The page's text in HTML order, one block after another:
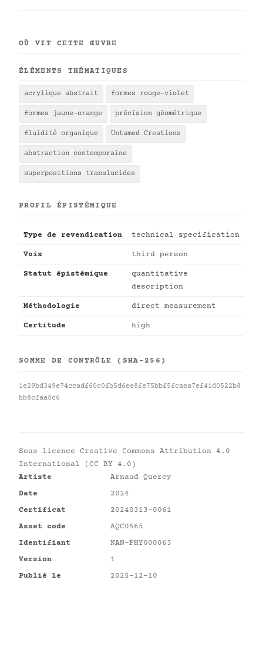
OÙ VIT CETTE ŒUVRE
ÉLÉMENTS THÉMATIQUES
acrylique abstrait formes rouge-violet
formes jaune-orange précision géométrique
fluidité organique Untamed Creations
abstraction contemporaine
superpositions translucides
PROFIL ÉPISTÉMIQUE
Type de revendication technical specification
Voix third person
Statut épistémique
quantitative
description
Méthodologie direct measurement
Certitude high
SOMME DE CONTRÔLE (SHA-256)
1e29bd349e74ccadf60c0fb5d6ee8fe75bbf5fcaea7ef41d0522b8
bb8cfaa8c6
Sous licence Creative Commons Attribution 4.0
International (CC BY 4.0)
Artiste
Arnaud Quercy
Date
2024
Certificat
20240313-0061
Asset code
AQC0565
Identifiant
NAN-PHY000063
Version
1
Publié le
2025-12-10